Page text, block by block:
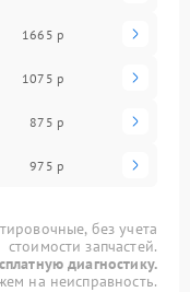
1665 р
1075 р
875 р
975 р
без учета
стоимости запчастей.
диагностику.
на неисправность.